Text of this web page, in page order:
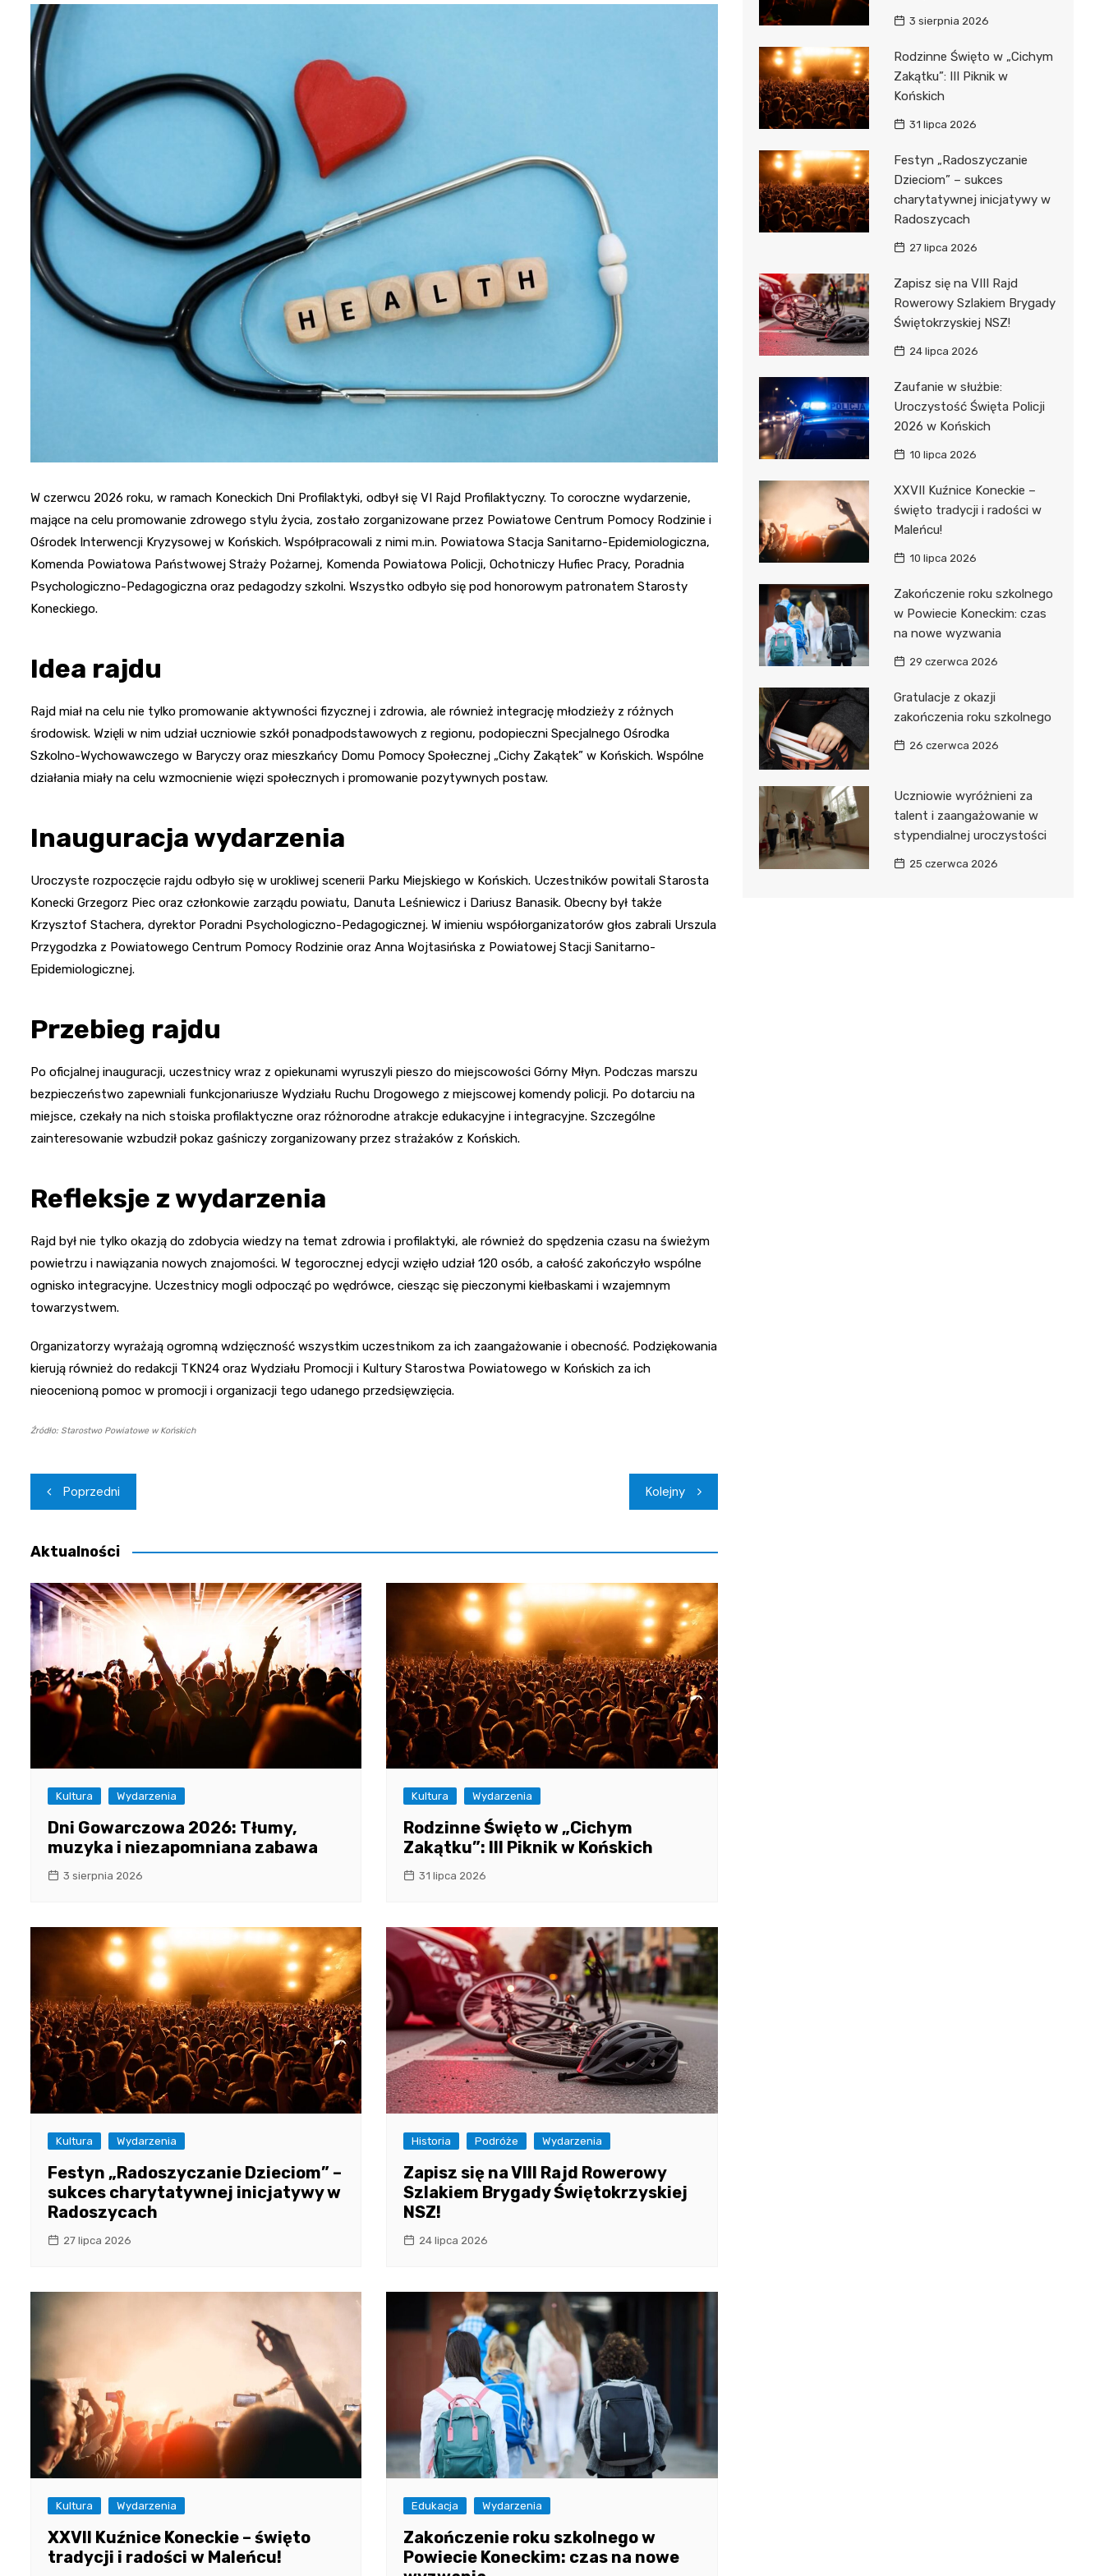
W czerwcu 2026 roku, w ramach Koneckich Dni Profilaktyki, odbył się VI Rajd Profilaktyczny. To coroczne wydarzenie,
mające na celu promowanie zdrowego stylu życia, zostało zorganizowane przez Powiatowe Centrum Pomocy Rodzinie i
Ośrodek Interwencji Kryzysowej w Końskich. Współpracowali z nimi m.in. Powiatowa Stacja Sanitarno-Epidemiologiczna,
Komenda Powiatowa Państwowej Straży Pożarnej, Komenda Powiatowa Policji, Ochotniczy Hufiec Pracy, Poradnia
Psychologiczno-Pedagogiczna oraz pedagodzy szkolni. Wszystko odbyło się pod honorowym patronatem Starosty
Koneckiego.
Idea rajdu
Rajd miał na celu nie tylko promowanie aktywności fizycznej i zdrowia, ale również integrację młodzieży z różnych
środowisk. Wzięli w nim udział uczniowie szkół ponadpodstawowych z regionu, podopieczni Specjalnego Ośrodka
Szkolno-Wychowawczego w Baryczy oraz mieszkańcy Domu Pomocy Społecznej „Cichy Zakątek” w Końskich. Wspólne
działania miały na celu wzmocnienie więzi społecznych i promowanie pozytywnych postaw.
Inauguracja wydarzenia
Uroczyste rozpoczęcie rajdu odbyło się w urokliwej scenerii Parku Miejskiego w Końskich. Uczestników powitali Starosta
Konecki Grzegorz Piec oraz członkowie zarządu powiatu, Danuta Leśniewicz i Dariusz Banasik. Obecny był także
Krzysztof Stachera, dyrektor Poradni Psychologiczno-Pedagogicznej. W imieniu współorganizatorów głos zabrali Urszula
Przygodzka z Powiatowego Centrum Pomocy Rodzinie oraz Anna Wojtasińska z Powiatowej Stacji Sanitarno-
Epidemiologicznej.
Przebieg rajdu
Po oficjalnej inauguracji, uczestnicy wraz z opiekunami wyruszyli pieszo do miejscowości Górny Młyn. Podczas marszu
bezpieczeństwo zapewniali funkcjonariusze Wydziału Ruchu Drogowego z miejscowej komendy policji. Po dotarciu na
miejsce, czekały na nich stoiska profilaktyczne oraz różnorodne atrakcje edukacyjne i integracyjne. Szczególne
zainteresowanie wzbudził pokaz gaśniczy zorganizowany przez strażaków z Końskich.
Refleksje z wydarzenia
Rajd był nie tylko okazją do zdobycia wiedzy na temat zdrowia i profilaktyki, ale również do spędzenia czasu na świeżym
powietrzu i nawiązania nowych znajomości. W tegorocznej edycji wzięło udział 120 osób, a całość zakończyło wspólne
ognisko integracyjne. Uczestnicy mogli odpocząć po wędrówce, ciesząc się pieczonymi kiełbaskami i wzajemnym
towarzystwem.
Organizatorzy wyrażają ogromną wdzięczność wszystkim uczestnikom za ich zaangażowanie i obecność. Podziękowania
kierują również do redakcji TKN24 oraz Wydziału Promocji i Kultury Starostwa Powiatowego w Końskich za ich
nieocenioną pomoc w promocji i organizacji tego udanego przedsięwzięcia.
Źródło: Starostwo Powiatowe w Końskich
Nawigacja
wpisu
Poprzedni Kolejny
Aktualności
Kultura Wydarzenia
Dni Gowarczowa 2026: Tłumy,
muzyka i niezapomniana zabawa
3 sierpnia 2026
Kultura Wydarzenia
Rodzinne Święto w „Cichym
Zakątku”: III Piknik w Końskich
31 lipca 2026
Kultura Wydarzenia
Festyn „Radoszyczanie Dzieciom” –
sukces charytatywnej inicjatywy w
Radoszycach
27 lipca 2026
Historia Podróże Wydarzenia
Zapisz się na VIII Rajd Rowerowy
Szlakiem Brygady Świętokrzyskiej
NSZ!
24 lipca 2026
Kultura Wydarzenia
XXVII Kuźnice Koneckie – święto
tradycji i radości w Maleńcu!
Edukacja Wydarzenia
Zakończenie roku szkolnego w
Powiecie Koneckim: czas na nowe
3 sierpnia 2026
Rodzinne Święto w „Cichym
Zakątku”: III Piknik w
Końskich
31 lipca 2026
Festyn „Radoszyczanie
Dzieciom” – sukces
charytatywnej inicjatywy w
Radoszycach
27 lipca 2026
Zapisz się na VIII Rajd
Rowerowy Szlakiem Brygady
Świętokrzyskiej NSZ!
24 lipca 2026
Zaufanie w służbie:
Uroczystość Święta Policji
2026 w Końskich
10 lipca 2026
XXVII Kuźnice Koneckie –
święto tradycji i radości w
Maleńcu!
10 lipca 2026
Zakończenie roku szkolnego
w Powiecie Koneckim: czas
na nowe wyzwania
29 czerwca 2026
Gratulacje z okazji
zakończenia roku szkolnego
26 czerwca 2026
Uczniowie wyróżnieni za
talent i zaangażowanie w
stypendialnej uroczystości
25 czerwca 2026